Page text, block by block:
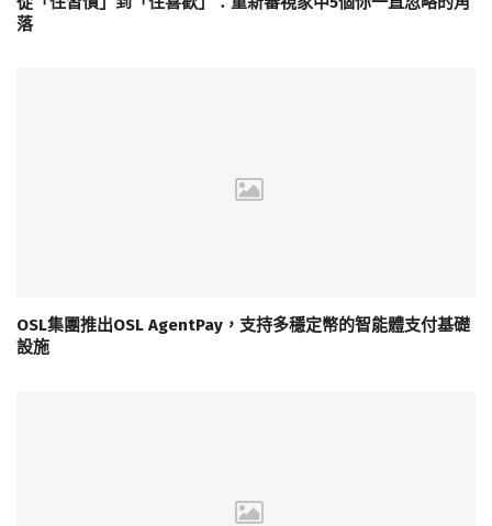
落
OSL集團推出OSL AgentPay，支持多穩定幣的智能體支付基礎
設施